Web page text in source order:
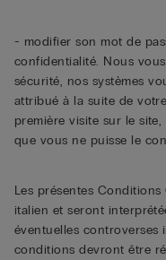
- modifier son mot de
confidentialité. Nous
sécurité, nos systèmes
attribué à la suite de
première visite sur le
que vous ne puisse le
Les présentes
italien et seront
éventuelles controverses
conditions devront être